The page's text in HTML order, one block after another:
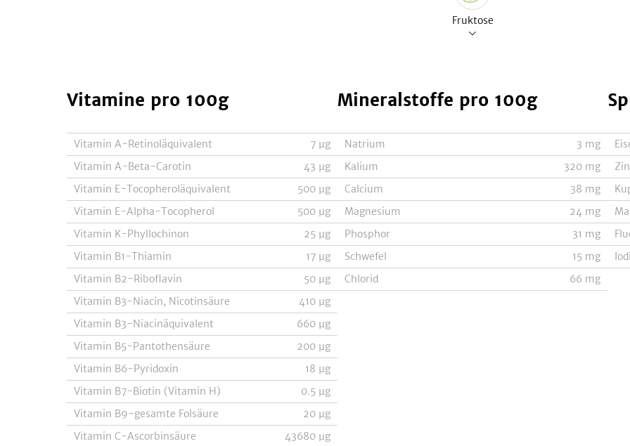
Fruktose
Vitamine pro 100g
Vitamin A-Retinoläquivalent 7 µg
Vitamin A-Beta-Carotin
43 µg
Vitamin E-Tocopheroläquivalent
500 µg
Vitamin E-Alpha-Tocopherol
500 µg
Vitamin K-Phyllochinon
25 µg
Vitamin B1-Thiamin
17 µg
Vitamin B2-Riboflavin
50 µg
Vitamin B3-Niacin, Nicotinsäure
410 µg
Vitamin B3-Niacinäquivalent
660 µg
Vitamin B5-Pantothensäure
200 µg
Vitamin B6-Pyridoxin
18 µg
Vitamin B7-Biotin (Vitamin H)
0.5 µg
Vitamin B9-gesamte Folsäure
20 µg
Vitamin C-Ascorbinsäure
43680 µg
Mineralstoffe pro 100g
Natrium 3 mg
Kalium
320 mg
Calcium
38 mg
Magnesium
24 mg
Phosphor
31 mg
Schwefel
15 mg
Chlorid
66 mg